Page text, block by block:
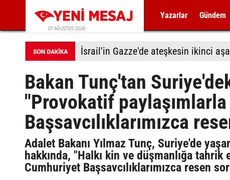
07 AĞUSTOS 2026
Yazarlar Gündem
Bakan Tunç'tan
"Provokatif
Başsavcılıklarımızca
Adalet Bakanı Yılmaz Tunç, Suriye'de
hakkında, "Halkı kin ve düşmanlığa
Cumhuriyet Başsavcılıklarımızca resen